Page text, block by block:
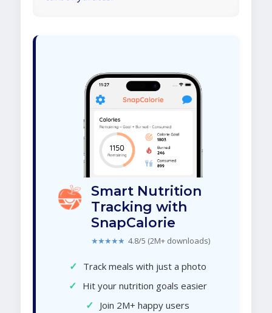
Smart Nutrition
Tracking with
SnapCalorie
★★★★★ 4.8/5 (2M+ downloads)
✓ Track meals with just a photo
✓ Hit your nutrition goals easier
✓ Join 2M+ happy users